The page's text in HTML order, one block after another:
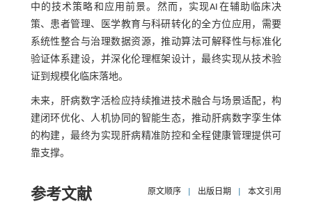
中的技术策略和应用前景。然而，实现AI在辅助临床决
策、患者管理、医学教育与科研转化的全方位应用，需要
系统性整合与治理数据资源，推动算法可解释性与标准化
验证体系建设，并深化伦理框架设计，最终实现从技术验
证到规模化临床落地。
未来，肝病数字活检应持续推进技术融合与场景适配，构
建闭环优化、人机协同的智能生态，推动肝病数字孪生体
的构建，最终为实现肝病精准防控和全程健康管理提供可
靠支撑。
参考文献 原文顺序 出版日期 本文引用